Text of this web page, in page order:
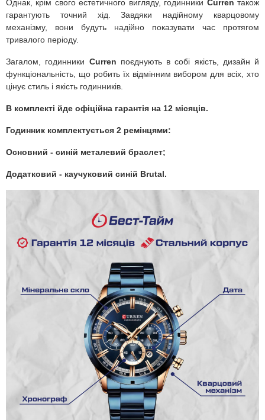
Однак, крім свого естетичного вигляду, годинники Curren також
гарантують точний хід. Завдяки надійному кварцовому
механізму, вони будуть надійно показувати час протягом
тривалого періоду.
Загалом, годинники Curren поєднують в собі якість, дизайн й
функціональність, що робить їх відмінним вибором для всіх, хто
цінує стиль і якість годинників.
В комплекті йде офіційна гарантія на 12 місяців.
Годинник комплектується 2 ремінцями:
Основний - синій металевий браслет;
Додатковий - каучуковий синій Brutal.